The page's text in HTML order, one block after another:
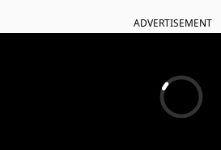
ADVERTISEMENT